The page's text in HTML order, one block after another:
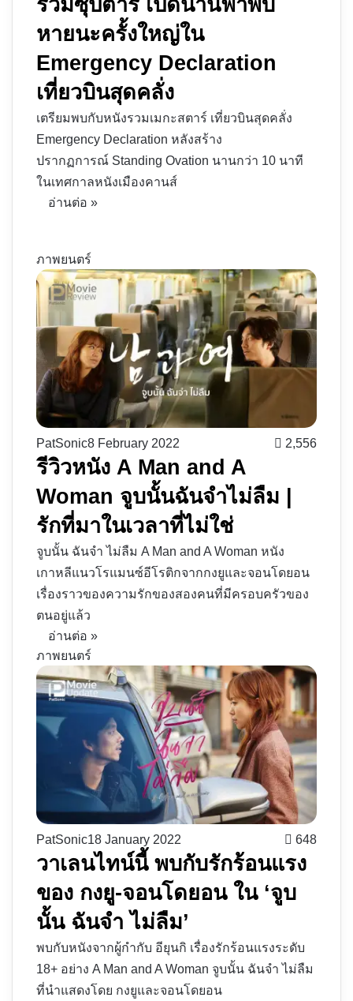
รวมซุปตาร์ เปิดน่านฟ้าพบ
หายนะครั้งใหญ่ใน
Emergency Declaration
เที่ยวบินสุดคลั่ง
เตรียมพบกับหนังรวมเมกะสตาร์ เที่ยวบินสุดคลั่ง
Emergency Declaration หลังสร้าง
ปรากฏการณ์ Standing Ovation นานกว่า 10 นาที
ในเทศกาลหนังเมืองคานส์
อ่านต่อ »
ภาพยนตร์
PatSonic8 February 2022 2,556
รีวิวหนัง A Man and A
Woman จูบนั้นฉันจำไม่ลืม |
รักที่มาในเวลาที่ไม่ใช่
จูบนั้น ฉันจำ ไม่ลืม A Man and A Woman หนัง
เกาหลีแนวโรแมนซ์อีโรติกจากกงยูและจอนโดยอน
เรื่องราวของความรักของสองคนที่มีครอบครัวของ
ตนอยู่แล้ว
อ่านต่อ »
ภาพยนตร์
PatSonic18 January 2022 648
วาเลนไทน์นี้ พบกับรักร้อนแรง
ของ กงยู-จอนโดยอน ใน ‘จูบ
นั้น ฉันจำ ไม่ลืม’
พบกับหนังจากผู้กำกับ อียุนกิ เรื่องรักร้อนแรงระดับ
18+ อย่าง A Man and A Woman จูบนั้น ฉันจำ ไม่ลืม
ที่นำแสดงโดย กงยูและจอนโดยอน